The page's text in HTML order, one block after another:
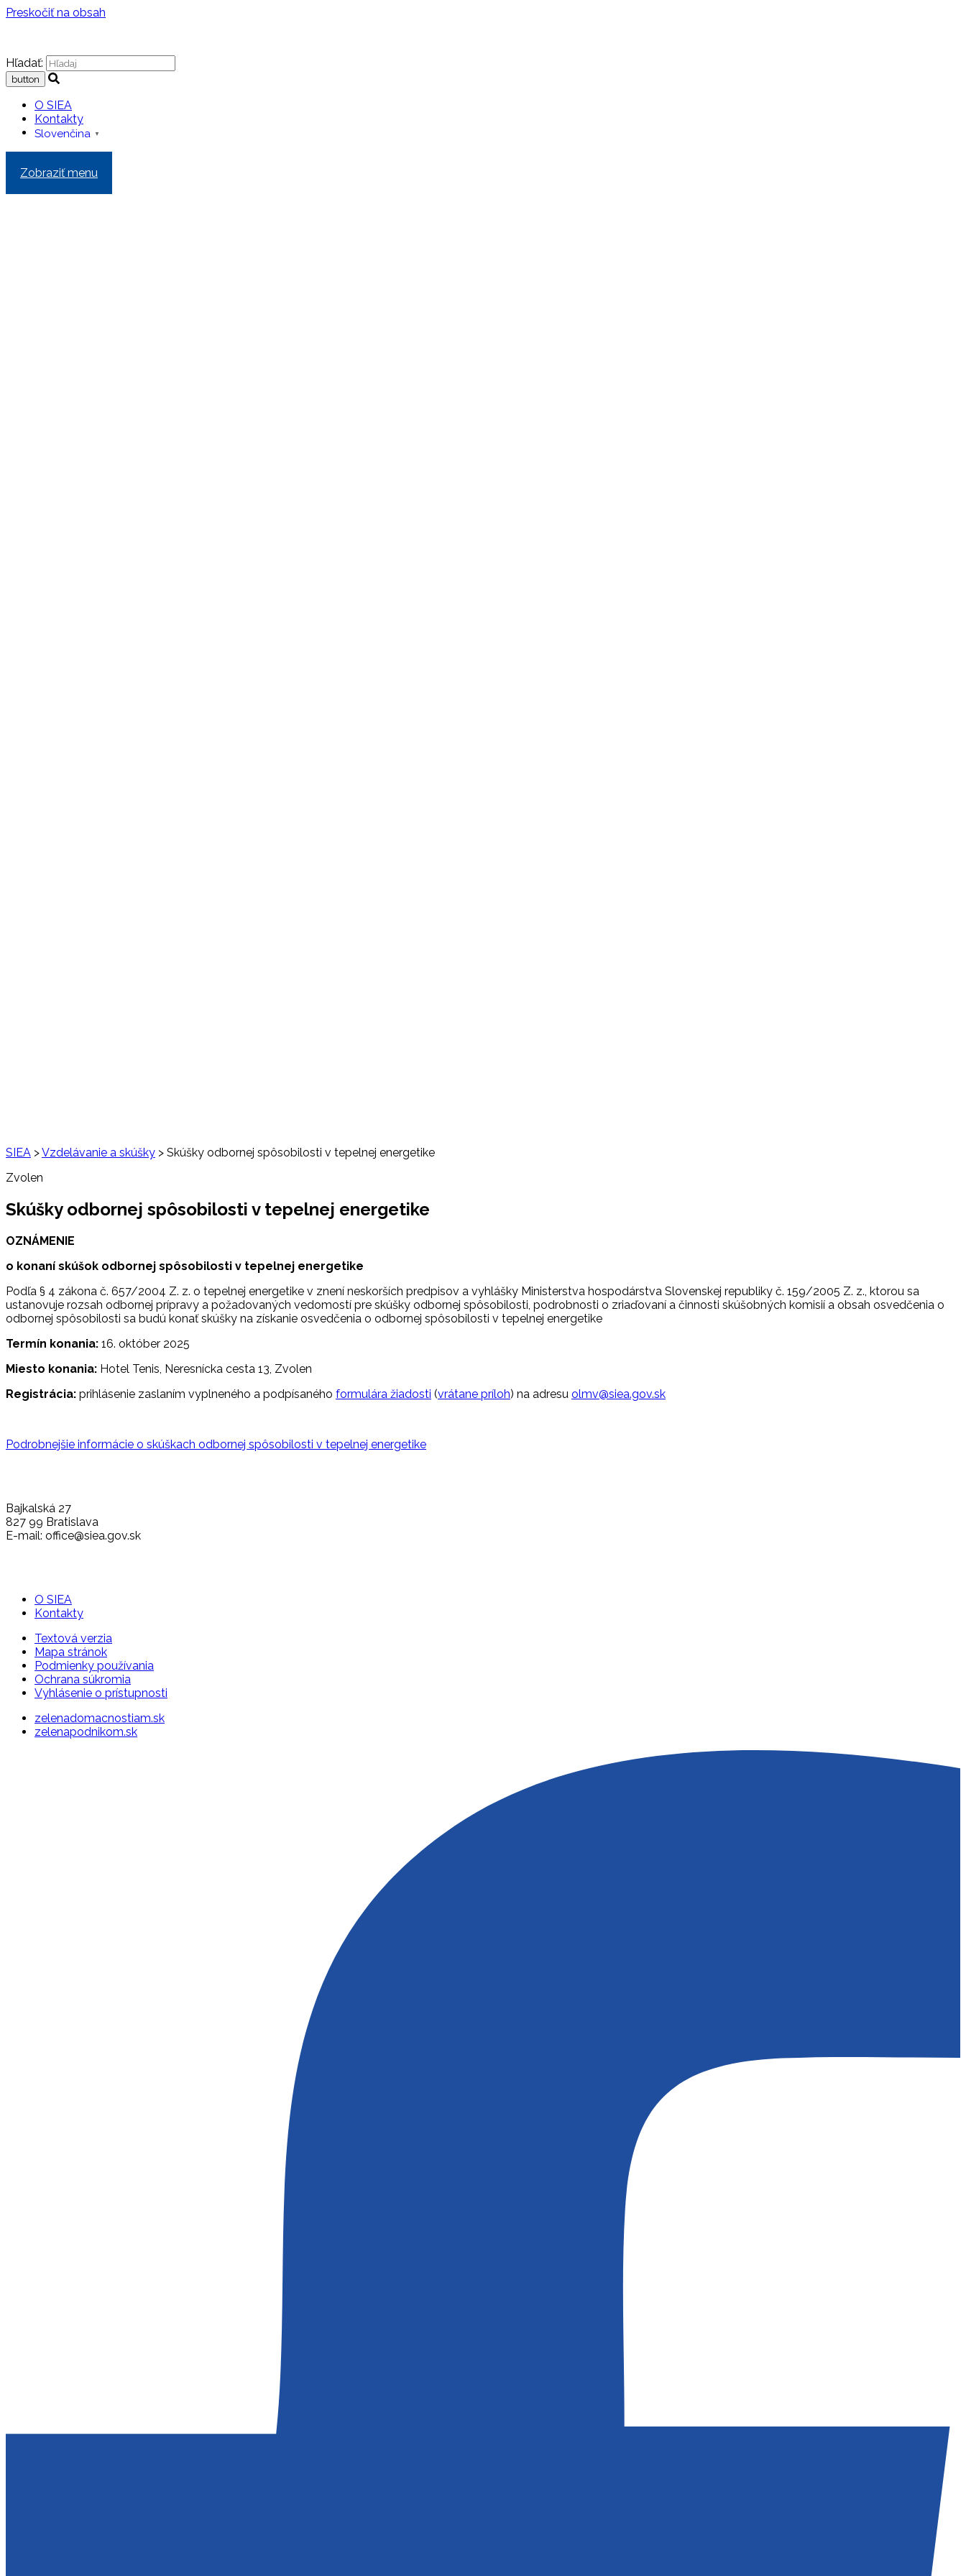
Preskočiť na obsah
Hľadať:
O SIEA
Kontakty
Slovenčina ▼
Zobraziť menu
SIEA >Vzdelávanie a skúšky > Skúšky odbornej spôsobilosti v tepelnej energetike
Zvolen
Skúšky odbornej spôsobilosti v tepelnej energetike
OZNÁMENIE
o konaní skúšok odbornej spôsobilosti v tepelnej energetike
Podľa § 4 zákona č. 657/2004 Z. z. o tepelnej energetike v znení neskorších predpisov a vyhlášky Ministerstva hospodárstva Slovenskej republiky č. 159/2005 Z. z., ktorou sa
ustanovuje rozsah odbornej prípravy a požadovaných vedomostí pre skúšky odbornej spôsobilosti, podrobnosti o zriaďovaní a činnosti skúšobných komisií a obsah osvedčenia o
odbornej spôsobilosti sa budú konať skúšky na získanie osvedčenia o odbornej spôsobilosti v tepelnej energetike
Termín konania: 16. október 2025
Miesto konania: Hotel Tenis, Neresnícka cesta 13, Zvolen
Registrácia: prihlásenie zaslaním vyplneného a podpísaného formulára žiadosti (vrátane príloh) na adresu olmv@siea.gov.sk
Podrobnejšie informácie o skúškach odbornej spôsobilosti v tepelnej energetike
Bajkalská 27
827 99 Bratislava
E-mail: office@siea.gov.sk
O SIEA
Kontakty
Textová verzia
Mapa stránok
Podmienky používania
Ochrana súkromia
Vyhlásenie o prístupnosti
zelenadomacnostiam.sk
zelenapodnikom.sk